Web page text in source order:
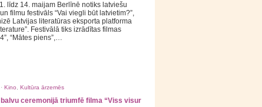
līdz 14. maijam Berlīnē notiks latviešu
filmu festivāls “Vai viegli būt latvietim?”,
Latvijas literatūras eksporta platforma
Festivālā tiks izrādītas filmas
“Mātes piens”,…
Kino Kultūra ārzemēs
balvu ceremonijā triumfē filma “Viss visur